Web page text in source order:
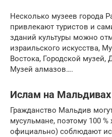
Несколько музеев города
привлекают туристов и
зданий культуры можно
израильского искусства,
Востока, Городской музей,
Музей алмазов….
Ислам на Мальдивах
Гражданство Мальдив
мусульмане, поэтому 100
официально) соблюдают